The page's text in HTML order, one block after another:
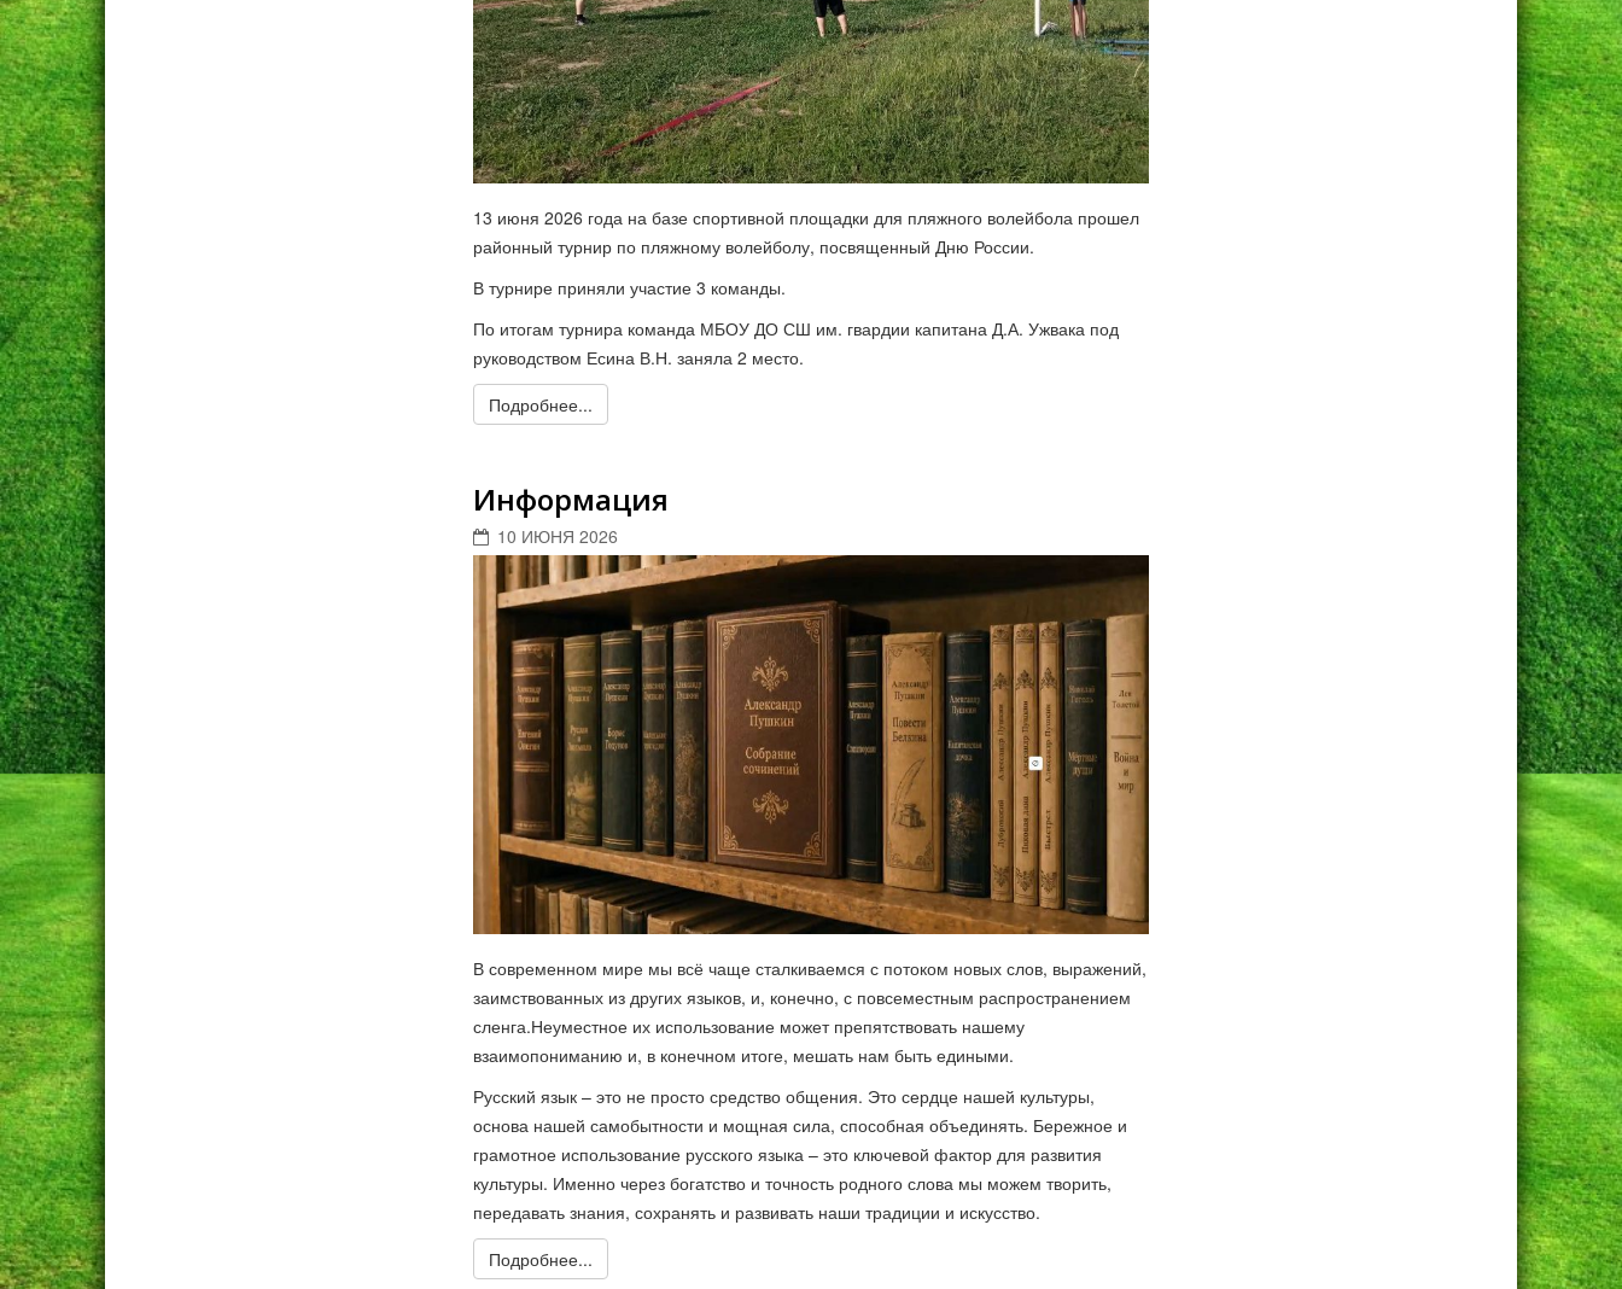
13 июня 2026 года на базе спортивной площадки для пляжного волейбола прошел
районный турнир по пляжному волейболу, посвященный Дню России.
В турнире приняли участие 3 команды.
По итогам турнира команда МБОУ ДО СШ им. гвардии капитана Д.А. Ужвака под
руководством Есина В.Н. заняла 2 место.
Подробнее...
Информация
10 ИЮНЯ 2026
В современном мире мы всё чаще сталкиваемся с потоком новых слов, выражений,
заимствованных из других языков, и, конечно, с повсеместным распространением
сленга.Неуместное их использование может препятствовать нашему
взаимопониманию и, в конечном итоге, мешать нам быть едиными.
Русский язык – это не просто средство общения. Это сердце нашей культуры,
основа нашей самобытности и мощная сила, способная объединять. Бережное и
грамотное использование русского языка – это ключевой фактор для развития
культуры. Именно через богатство и точность родного слова мы можем творить,
передавать знания, сохранять и развивать наши традиции и искусство.
Подробнее...